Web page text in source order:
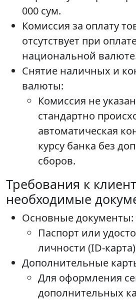
000 сум.
Комиссия за оплату
отсутствует при
национальной
Снятие наличных и
валюты:
Комиссия не
стандартно
автоматическая
курсу банка без
сборов.
Требования к
необходимые
Основные документы:
Паспорт или
личности (ID-
Дополнительные
Для оформления
дополнительных